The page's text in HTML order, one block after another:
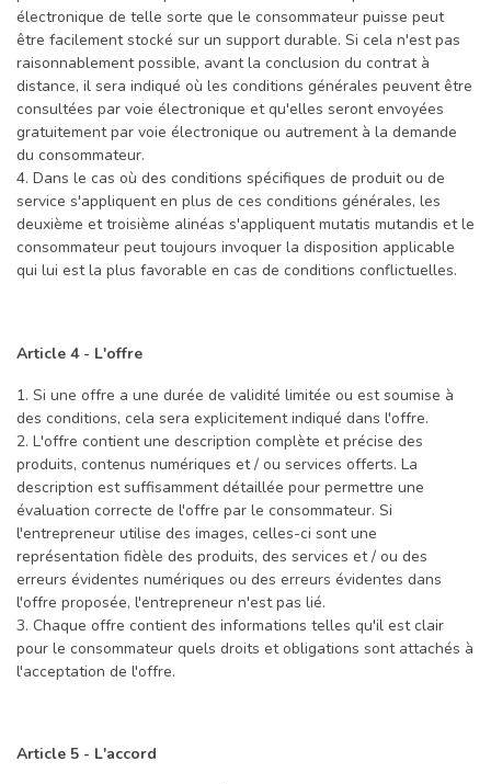
électronique de telle sorte que le consommateur puisse peut
être facilement stocké sur un support durable. Si cela n'est pas
raisonnablement possible, avant la conclusion du contrat à
distance, il sera indiqué où les conditions générales peuvent être
consultées par voie électronique et qu'elles seront envoyées
gratuitement par voie électronique ou autrement à la demande
du consommateur.
4. Dans le cas où des conditions spécifiques de produit ou de
service s'appliquent en plus de ces conditions générales, les
deuxième et troisième alinéas s'appliquent mutatis mutandis et le
consommateur peut toujours invoquer la disposition applicable
qui lui est la plus favorable en cas de conditions conflictuelles.
Article 4 - L'offre
1. Si une offre a une durée de validité limitée ou est soumise à
des conditions, cela sera explicitement indiqué dans l'offre.
2. L'offre contient une description complète et précise des
produits, contenus numériques et / ou services offerts. La
description est suffisamment détaillée pour permettre une
évaluation correcte de l'offre par le consommateur. Si
l'entrepreneur utilise des images, celles-ci sont une
représentation fidèle des produits, des services et / ou des
erreurs évidentes numériques ou des erreurs évidentes dans
l'offre proposée, l'entrepreneur n'est pas lié.
3. Chaque offre contient des informations telles qu'il est clair
pour le consommateur quels droits et obligations sont attachés à
l'acceptation de l'offre.
Article 5 - L'accord